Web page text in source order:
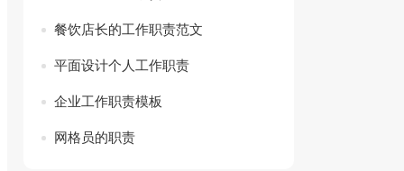
餐饮店长的工作职责范文
平面设计个人工作职责
企业工作职责模板
网格员的职责